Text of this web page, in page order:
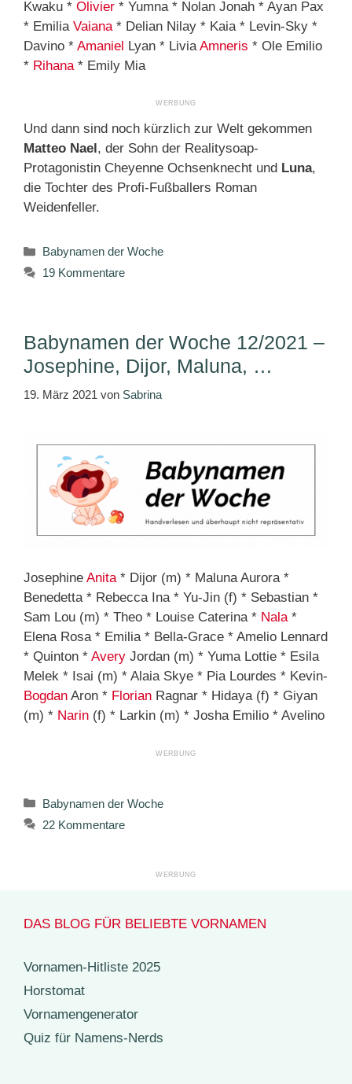
Kwaku * Olivier * Yumna * Nolan Jonah * Ayan Pax
* Emilia Vaiana * Delian Nilay * Kaia * Levin-Sky *
Davino * Amaniel Lyan * Livia Amneris * Ole Emilio
* Rihana * Emily Mia
Und dann sind noch kürzlich zur Welt gekommen
Matteo Nael , der Sohn der Realitysoap-
Protagonistin Cheyenne Ochsenknecht und Luna,
die Tochter des Profi-Fußballers Roman
Weidenfeller.
Kategorien
Babynamen der Woche
19 Kommentare
Babynamen der Woche 12/2021 –
Josephine, Dijor, Maluna, …
19. März 2021 von Sabrina
Josephine Anita* Dijor (m) * Maluna Aurora *
Benedetta * Rebecca Ina * Yu-Jin (f) * Sebastian *
Sam Lou (m) * Theo * Louise Caterina * Nala*
Elena Rosa * Emilia * Bella-Grace * Amelio Lennard
* Quinton * Avery Jordan (m) * Yuma Lottie * Esila
Melek * Isai (m) * Alaia Skye * Pia Lourdes * Kevin-
Bogdan Aron * Florian Ragnar * Hidaya (f) * Giyan
(m) * Narin (f) * Larkin (m) * Josha Emilio * Avelino
Kategorien
Babynamen der Woche
22 Kommentare
DAS BLOG FÜR BELIEBTE VORNAMEN
Vornamen-Hitliste 2025
Horstomat
Vornamengenerator
Quiz für Namens-Nerds